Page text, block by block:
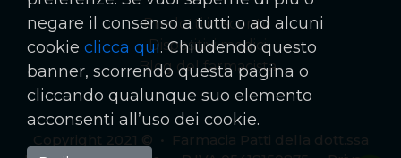
Prodotti in sconto
Dispositivi medici
Blog del farmacista
Copyright 2021 © • Farmacia Patti della dott.ssa
negare il consenso a tutti o ad alcuni
cookie clicca qui. Chiudendo questo
banner, scorrendo questa pagina o
cliccando qualunque suo elemento
acconsenti all’uso dei cookie.